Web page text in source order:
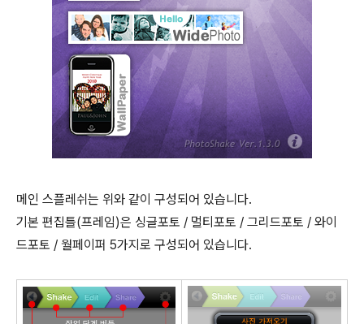
메인 스플레쉬는 위와 같이 구성되어 있습니다.
기본 편집틀(프레임)은 싱글포토 / 멀티포토 / 그리드포토 / 와이
드포토 / 월페이퍼 5가지로 구성되어 있습니다.